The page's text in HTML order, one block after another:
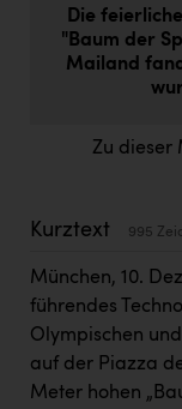
Doppler Gruppe
ERLUS AG
Firmenradl
HIG Infomotion
IFE Austria GmbH
Immotech
INTERSPAR
Die
"Baum der
Mailand
Zu dieser
Kurztext 995
München, 10.
führendes
Olympischen
auf der Piazza
Meter hohen